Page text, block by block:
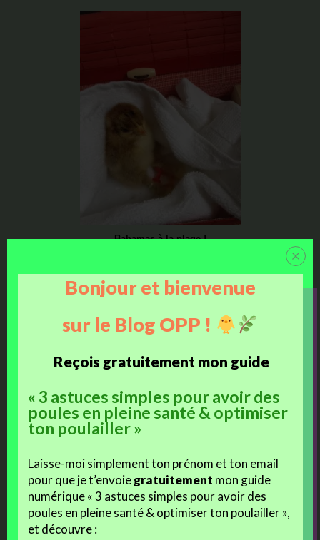
Bahamas à la plage !
Ce Piou (Bahamas)nous donne encore du souci à l’heure
, on ne sait pas encore s’il réussira à s’adapter à son
Cette aventure apporte aux élèves
bien plus encore que ce que
@suivre…
j'aime
Facebook
J’aime ça :
Bonjour et bienvenue
sur le Blog OPP !
Reçois gratuitement mon guide
« 3 astuces simples pour avoir des
poules en pleine santé & optimiser
ton poulailler »
Laisse-moi simplement ton prénom et ton email
pour que je t’envoiegratuitement mon guide
numérique « 3 astuces simples pour avoir des
poules en pleine santé & optimiser ton poulailler »,
et découvre :